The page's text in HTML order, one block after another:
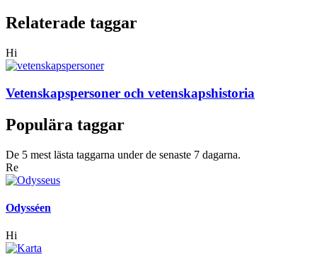
Relaterade taggar
Hi
Vetenskapspersoner och vetenskapshistoria
Populära taggar
De 5 mest lästa taggarna under de senaste 7 dagarna.
Re
Odysséen
Hi